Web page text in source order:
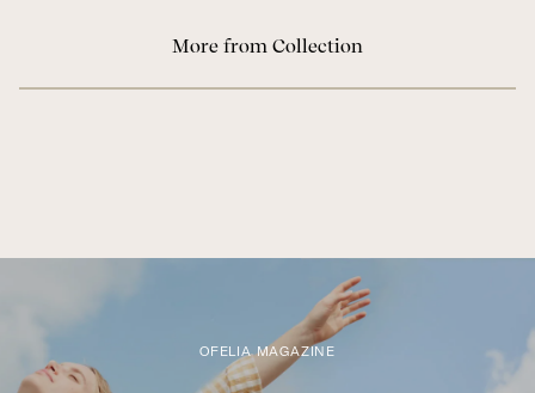
More from Collection
OFELIA MAGAZINE